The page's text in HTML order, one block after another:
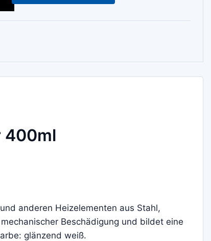
400ml
anderen Heizelementen aus Stahl,
Beschädigung und bildet eine
glänzend weiß.